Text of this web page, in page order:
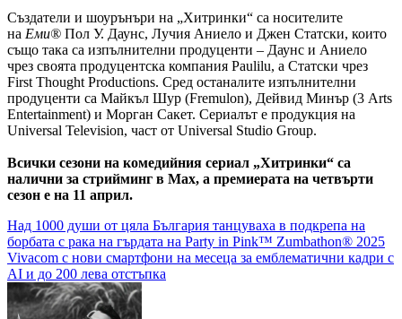
Създатели и шоурънъри на „Хитринки“ са носителите
на Еми® Пол У. Даунс, Лучия Аниело и Джен Статски, които
също така са изпълнителни продуценти – Даунс и Аниело
чрез своята продуцентска компания Paulilu, а Статски чрез
First Thought Productions. Сред останалите изпълнителни
продуценти са Майкъл Шур (Fremulon), Дейвид Минър (3 Arts
Entertainment) и Морган Сакет. Сериалът е продукция на
Universal Television, част от Universal Studio Group.
Всички сезони на комедийния сериал „Хитринки“ са
налични за стрийминг в Max, а премиерата на четвърти
сезон е на 11 април.
Навигация
Над 1000 души от цяла България танцуваха в подкрепа на
борбата с рака на гърдата на Party in Pink™ Zumbathon® 2025
Vivacom с нови смартфони на месеца за емблематични кадри с
AI и до 200 лева отстъпка